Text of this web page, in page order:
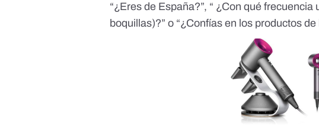
“¿Eres de España?”, “ ¿Con qué
boquillas)?” o “¿Confías en los productos